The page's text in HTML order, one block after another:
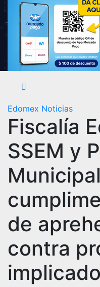
Edomex Noticias
Fiscalía
SSEM y
de
contra